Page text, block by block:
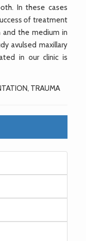
In these cases
of treatment
the medium in
avulsed maxillary
in our clinic is
TRAUMA